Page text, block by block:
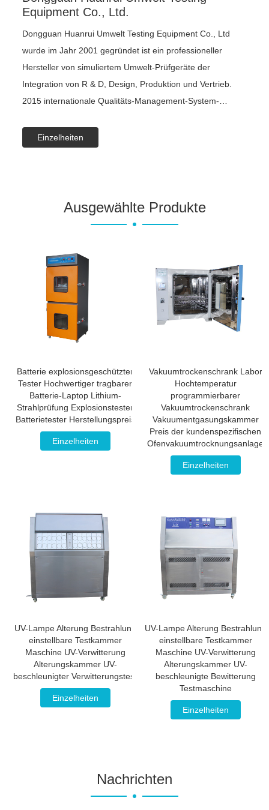
Equipment Co., Ltd.
Dongguan Huanrui Umwelt Testing Equipment Co., Ltd
wurde im Jahr 2001 gegründet ist ein professioneller
Hersteller von simuliertem Umwelt-Prüfgeräte der
Integration von R & D, Design, Produktion und Vertrieb.
2015 internationale Qualitäts-Management-System-
er mit dem Ehrentitel „High-Tech-Unternehmen“
Equipment Co., Ltd“ in Hangzhou Stadt gegründet und ein
Service-Büro wurde in Vietnam gegründet.
Einzelheiten
Ausgewählte Produkte
Batterie explosionsgeschützter
Tester Hochwertiger tragbarer
Batterie-Laptop Lithium-
Strahlprüfung Explosionstester
Batterietester Herstellungspreis
Einzelheiten
Vakuumtrockenschrank Labor
Hochtemperatur
programmierbarer
Vakuumtrockenschrank
Vakuumentgasungskammer
Preis der kundenspezifischen
Ofenvakuumtrocknungsanlage
Einzelheiten
UV-Lampe Alterung Bestrahlung
einstellbare Testkammer
Maschine UV-Verwitterung
Alterungskammer UV-
beschleunigter Verwitterungstest
Einzelheiten
UV-Lampe Alterung Bestrahlung
einstellbare Testkammer
Maschine UV-Verwitterung
Alterungskammer UV-
beschleunigte Bewitterung
Testmaschine
Einzelheiten
Nachrichten